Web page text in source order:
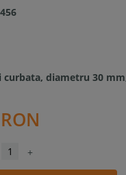
456
curbata, diametru 30
+